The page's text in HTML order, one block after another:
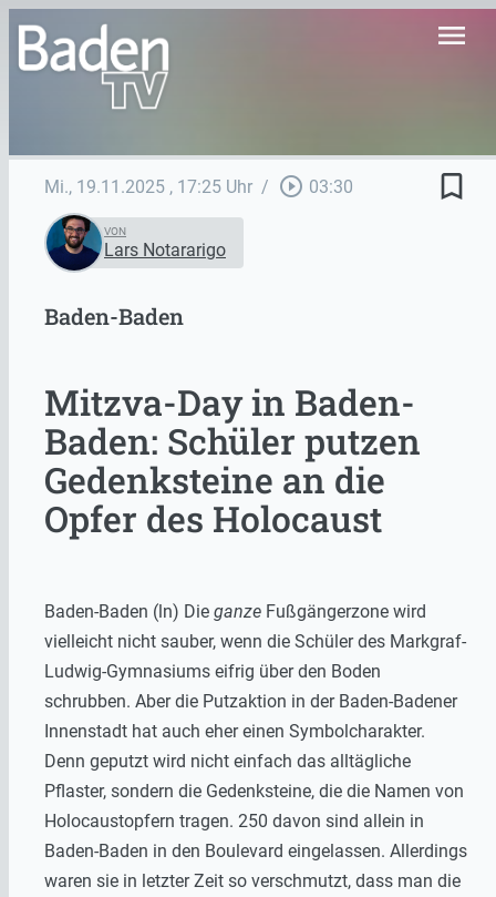
menu
Mi., 19.11.2025 , 17:25 Uhr / play_circle_outline 03:30 bookmark_border
VON
Lars Notararigo
Baden-Baden
Mitzva-Day in Baden-
Baden: Schüler putzen
Gedenksteine an die
Opfer des Holocaust
Baden-Baden (ln) Die ganze Fußgängerzone wird
vielleicht nicht sauber, wenn die Schüler des Markgraf-
Ludwig-Gymnasiums eifrig über den Boden
schrubben. Aber die Putzaktion in der Baden-Badener
Innenstadt hat auch eher einen Symbolcharakter.
Denn geputzt wird nicht einfach das alltägliche
Pflaster, sondern die Gedenksteine, die die Namen von
Holocaustopfern tragen. 250 davon sind allein in
Baden-Baden in den Boulevard eingelassen. Allerdings
waren sie in letzter Zeit so verschmutzt, dass man die